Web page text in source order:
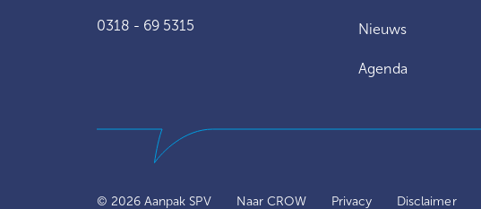
0318 - 69 5315 Nieuws
Agenda
© 2026 Aanpak SPV Naar CROW Privacy Disclaimer